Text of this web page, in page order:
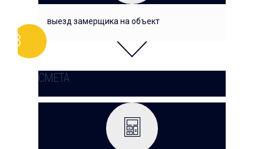
выезд замерщика на объект
СМЕТА